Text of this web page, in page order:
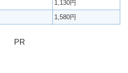
1,130円
1,580円
PR